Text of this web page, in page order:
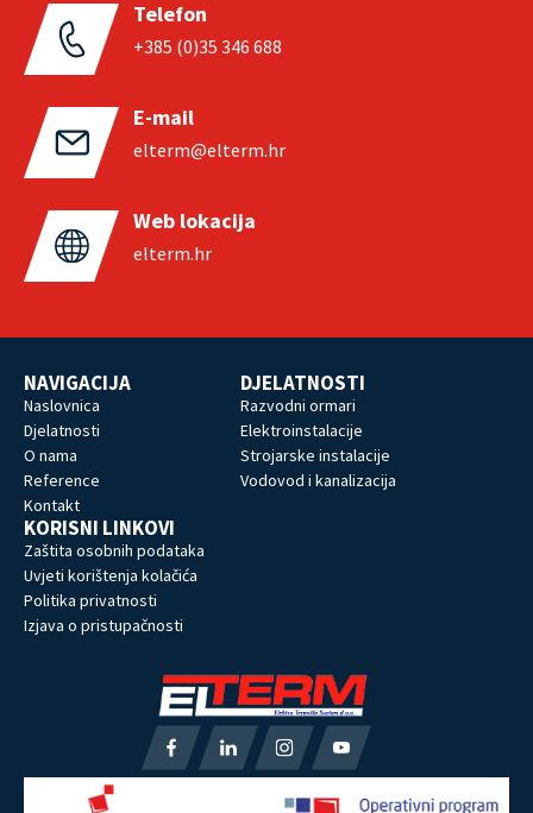
Telefon
+385 (0)35 346 688
E-mail
elterm@elterm.hr
Web lokacija
elterm.hr
NAVIGACIJA
Naslovnica
Djelatnosti
O nama
Reference
Kontakt
DJELATNOSTI
Razvodni ormari
Elektroinstalacije
Strojarske instalacije
Vodovod i kanalizacija
KORISNI LINKOVI
Zaštita osobnih podataka
Uvjeti korištenja kolačića
Politika privatnosti
Izjava o pristupačnosti